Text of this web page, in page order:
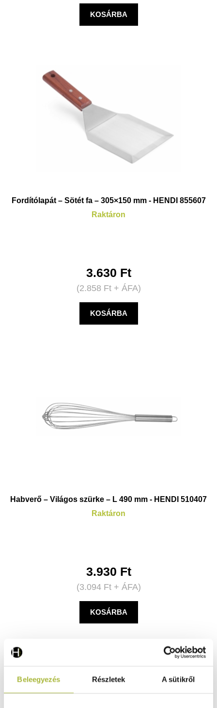
Beleegyezés Részletek A sütikről
KOSÁRBA
Fordítólapát – Sötét fa – 305×150 mm - HENDI 855607
Raktáron
3.630 Ft
(2.858 Ft+ ÁFA)
KOSÁRBA
Habverő – Világos szürke – L 490 mm - HENDI 510407
Raktáron
3.930 Ft
(3.094 Ft+ ÁFA)
KOSÁRBA